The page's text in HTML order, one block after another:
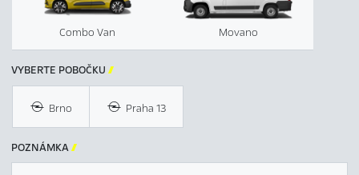
Combo Van Movano
VYBERTE POBOČKU 
Brno Praha 13
POZNÁMKA